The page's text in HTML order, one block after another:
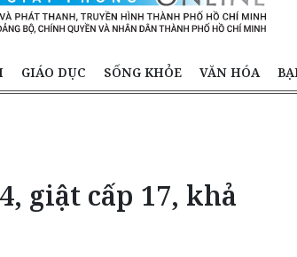
GIÁO DỤC SỐNG KHỎE VĂN HÓA
giật cấp 17, khả